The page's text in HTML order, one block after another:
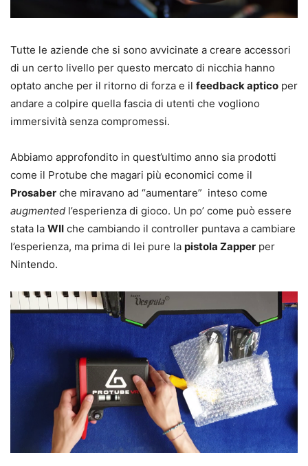
Tutte le aziende che si sono avvicinate a creare accessori
di un certo livello per questo mercato di nicchia hanno
optato anche per il ritorno di forza e il feedback aptico per
andare a colpire quella fascia di utenti che vogliono
immersività senza compromessi.
Abbiamo approfondito in quest’ultimo anno sia prodotti
come il Protube che magari più economici come il
Prosaber che miravano ad “aumentare” inteso come
augmented l’esperienza di gioco. Un po’ come può essere
stata la WII che cambiando il controller puntava a cambiare
l’esperienza, ma prima di lei pure la pistola Zapper per
Nintendo.